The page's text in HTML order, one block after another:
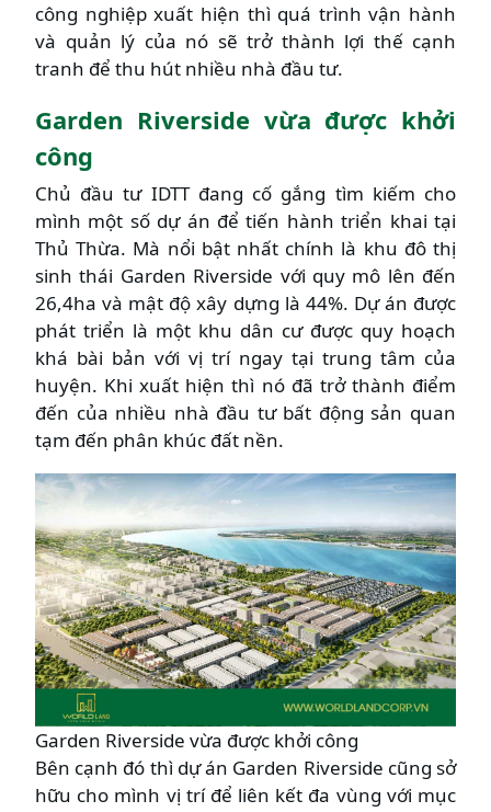
công nghiệp xuất hiện thì quá trình vận hành
và quản lý của nó sẽ trở thành lợi thế cạnh
tranh để thu hút nhiều nhà đầu tư.
Garden Riverside vừa được khởi
công
Chủ đầu tư IDTT đang cố gắng tìm kiếm cho
mình một số dự án để tiến hành triển khai tại
Thủ Thừa. Mà nổi bật nhất chính là khu đô thị
sinh thái Garden Riverside với quy mô lên đến
26,4ha và mật độ xây dựng là 44%. Dự án được
phát triển là một khu dân cư được quy hoạch
khá bài bản với vị trí ngay tại trung tâm của
huyện. Khi xuất hiện thì nó đã trở thành điểm
đến của nhiều nhà đầu tư bất động sản quan
tạm đến phân khúc đất nền.
Garden Riverside vừa được khởi công
Bên cạnh đó thì dự án Garden Riverside cũng sở
hữu cho mình vị trí để liên kết đa vùng với mục